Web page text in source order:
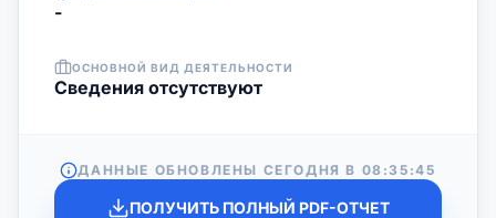
-
ОСНОВНОЙ ВИД ДЕЯТЕЛЬНОСТИ
Cведения отсутствуют
ДАННЫЕ ОБНОВЛЕНЫ СЕГОДНЯ В 08:35:45
ПОЛУЧИТЬ ПОЛНЫЙ PDF-ОТЧЕТ